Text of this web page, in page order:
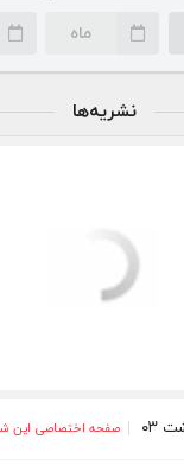
ماه
نشریه‌ها
صفحه اختصاصی این